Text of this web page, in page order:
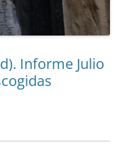
Informe Julio